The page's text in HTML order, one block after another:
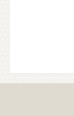
leicht im
Ruby
Joghurt
Genuss